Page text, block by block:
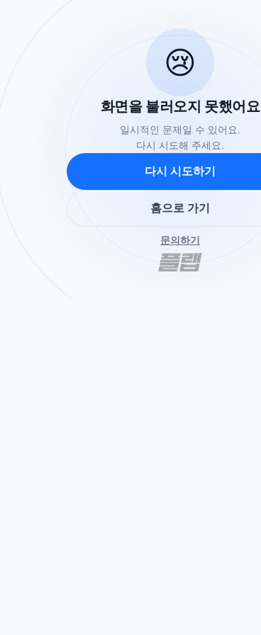
😢
화면을 불러오지 못했어요
일시적인 문제일 수 있어요.
다시 시도해 주세요.
다시 시도하기
홈으로 가기
문의하기